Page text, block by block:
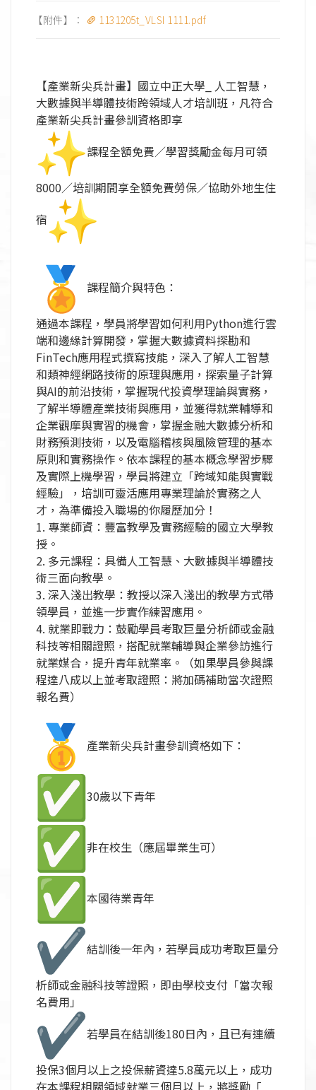
【附件】： 1131205t_VLSI 1111.pdf
【產業新尖兵計畫】國立中正大學_ 人工智慧，
大數據與半導體技術跨領域人才培訓班， 凡符合
產業新尖兵計畫參訓資格即享
課程全額免費／學習獎勵金每月可領
8000／培訓期間享全額免費勞保／協助外地生住
宿
課程簡介與特色：
通過本課程， 學員將學習如何利用Python進行雲
端和邊緣計算開發， 掌握大數據資料探勘和
FinTech應用程式撰寫技能， 深入了解人工智慧
和類神經網路技術的原理與應用， 探索量子計算
與AI的前沿技術，掌握現代投資學理論與實務，
了解半導體產業技術與應用， 並獲得就業輔導和
企業觀摩與實習的機會， 掌握金融大數據分析和
財務預測技術， 以及電腦稽核與風險管理的基本
原則和實務操作。 依本課程的基本概念學習步驟
及實際上機學習，學員將建立「跨域知能與實戰
經驗」，培訓可靈活應用專業理論於實務之人
才， 為準備投入職場的你履歷加分！
1. 專業師資：豐富教學及實務經驗的國立大學教
授。
2. 多元課程：具備人工智慧、大數據與半導體技
術三面向教學。
3. 深入淺出教學：教授以深入淺出的教學方式帶
領學員， 並進一步實作練習應用。
4. 就業即戰力：鼓勵學員考取巨量分析師或金融
科技等相關證照， 搭配就業輔導與企業參訪進行
就業媒合，提升青年就業率。（如果學員參與課
程達八成以上並考取證照： 將加碼補助當次證照
報名費）
產業新尖兵計畫參訓資格如下：
30歲以下青年
非在校生（應屆畢業生可）
本國待業青年
結訓後一年內，若學員成功考取巨量分
析師或金融科技等證照， 即由學校支付「當次報
名費用」
若學員在結訓後180日內， 且已有連續
投保3個月以上之投保薪資達5.8萬元以上， 成功
在本課程相關領域就業三個月以上，將獎勵「